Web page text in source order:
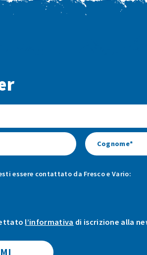
essere contattato da Fresco e Vario:
l’informativa di iscrizione alla